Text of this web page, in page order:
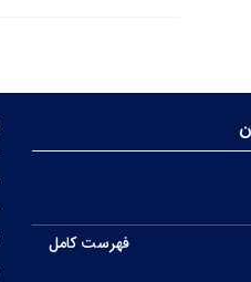
فهرست کامل